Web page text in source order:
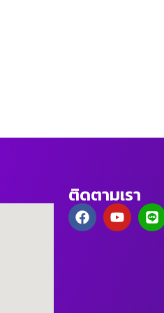
ติดตามเรา